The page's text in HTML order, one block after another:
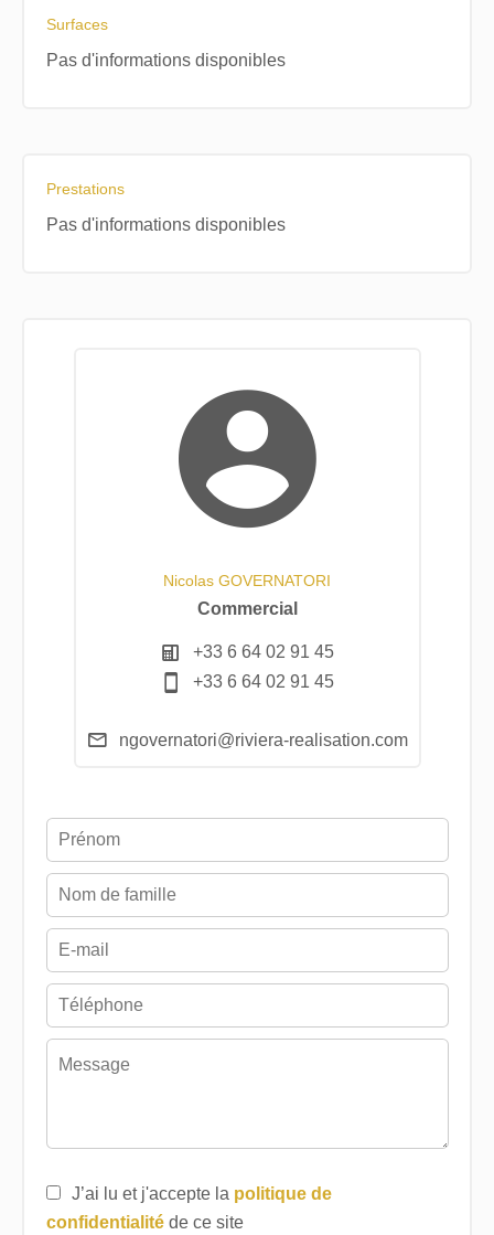
Surfaces
Pas d'informations disponibles
Prestations
Pas d'informations disponibles
Nicolas GOVERNATORI
Commercial
+33 6 64 02 91 45
+33 6 64 02 91 45
ngovernatori@riviera-realisation.com
J’ai lu et j'accepte la politique de
confidentialitéde ce site